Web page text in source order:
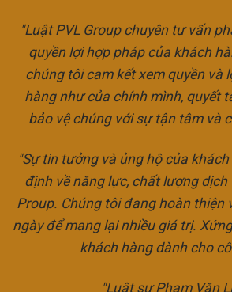
"Luật PVL Group chuyên tư vấn
quyền lợi hợp pháp của khách
chúng tôi cam kết xem quyền và
hàng như của chính mình, quyết
bảo vệ chúng với sự tận tâm và
"Sự tin tưởng và ủng hộ của
định về năng lực, chất lượng dịch
Proup. Chúng tôi đang hoàn thiện
ngày để mang lại nhiều giá trị.
khách hàng dành cho
"Luật sư Phạm Văn